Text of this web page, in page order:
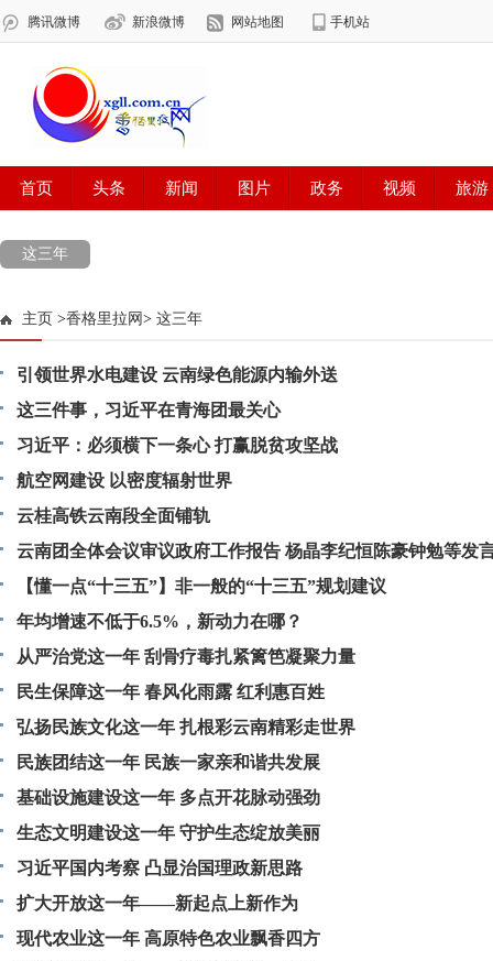
这三年
主页 >香格里拉网 > 这三年
引领世界水电建设 云南绿色能源内输外送
这三件事，习近平在青海团最关心
习近平：必须横下一条心 打赢脱贫攻坚战
航空网建设 以密度辐射世界
云桂高铁云南段全面铺轨
云南团全体会议审议政府工作报告 杨晶李纪恒陈豪钟勉等发
【懂一点“十三五”】非一般的“十三五”规划建议
年均增速不低于6.5%，新动力在哪？
从严治党这一年 刮骨疗毒扎紧篱笆凝聚力量
民生保障这一年 春风化雨露 红利惠百姓
弘扬民族文化这一年 扎根彩云南精彩走世界
民族团结这一年 民族一家亲和谐共发展
基础设施建设这一年 多点开花脉动强劲
生态文明建设这一年 守护生态绽放美丽
习近平国内考察 凸显治国理政新思路
扩大开放这一年——新起点上新作为
现代农业这一年 高原特色农业飘香四方